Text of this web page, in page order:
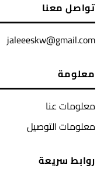
تواصل معنا
jaleeeskw@gmail.com
معلومة
معلومات عنا
معلومات التوصيل
روابط سريعة